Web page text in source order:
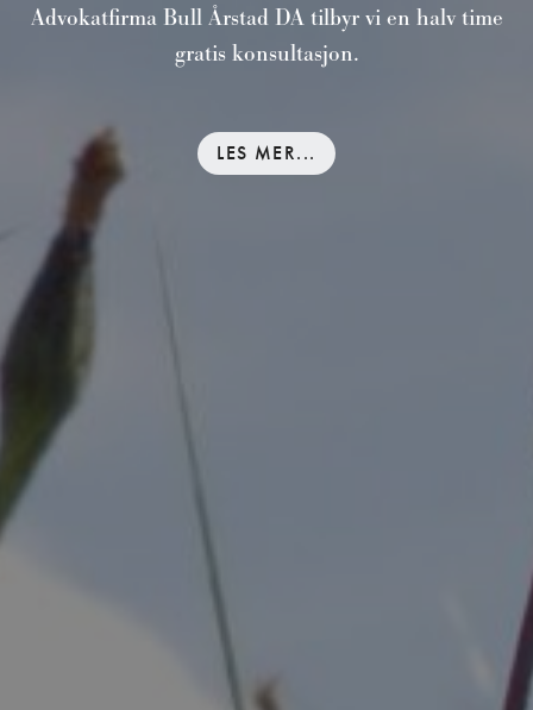
Advokatfirma Bull Årstad DA tilbyr vi en halv time
gratis konsultasjon.
LES MER...